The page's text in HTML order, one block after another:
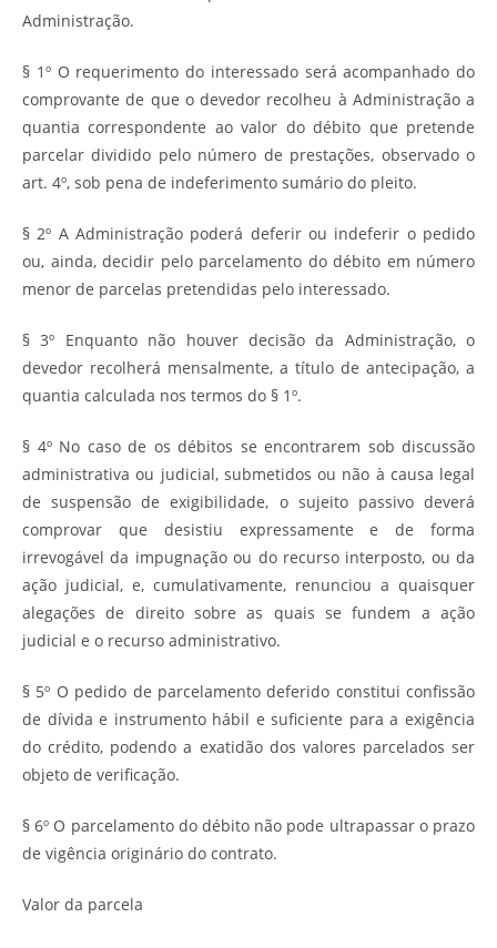
Administração.
§ 1º O requerimento do interessado será acompanhado do
comprovante de que o devedor recolheu à Administração a
quantia correspondente ao valor do débito que pretende
parcelar dividido pelo número de prestações, observado o
art. 4º, sob pena de indeferimento sumário do pleito.
§ 2º A Administração poderá deferir ou indeferir o pedido
ou, ainda, decidir pelo parcelamento do débito em número
menor de parcelas pretendidas pelo interessado.
§ 3º Enquanto não houver decisão da Administração, o
devedor recolherá mensalmente, a título de antecipação, a
quantia calculada nos termos do § 1º.
§ 4º No caso de os débitos se encontrarem sob discussão
administrativa ou judicial, submetidos ou não à causa legal
de suspensão de exigibilidade, o sujeito passivo deverá
comprovar que desistiu expressamente e de forma
irrevogável da impugnação ou do recurso interposto, ou da
ação judicial, e, cumulativamente, renunciou a quaisquer
alegações de direito sobre as quais se fundem a ação
judicial e o recurso administrativo.
§ 5º O pedido de parcelamento deferido constitui confissão
de dívida e instrumento hábil e suficiente para a exigência
do crédito, podendo a exatidão dos valores parcelados ser
objeto de verificação.
§ 6º O parcelamento do débito não pode ultrapassar o prazo
de vigência originário do contrato.
Valor da parcela